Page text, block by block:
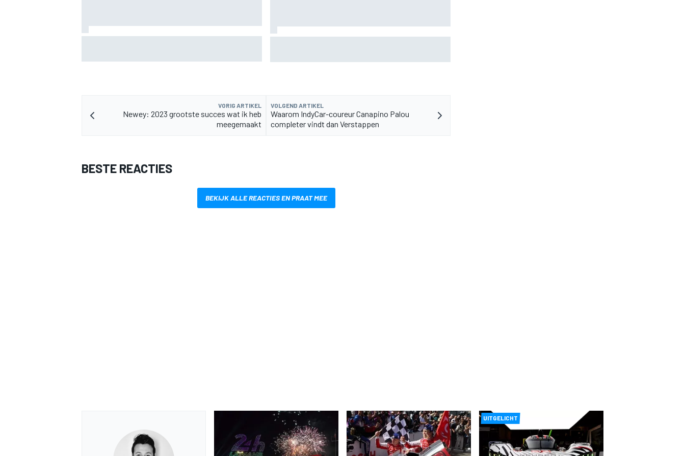
VORIG ARTIKEL
Newey: 2023 grootste succes wat ik heb
meegemaakt
VOLGEND ARTIKEL
Waarom IndyCar-coureur Canapino Palou
completer vindt dan Verstappen
BESTE REACTIES
BEKIJK ALLE REACTIES EN PRAAT MEE
UITGELICHT